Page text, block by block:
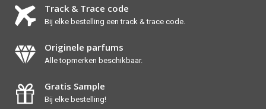
Track & Trace code
Bij elke bestelling een track & trace code.
Originele parfums
Alle topmerken beschikbaar.
Gratis Sample
Bij elke bestelling!